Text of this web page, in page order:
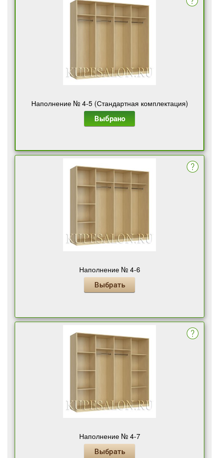
Наполнение № 4-5 (Стандартная комплектация)
Выбрано
Наполнение № 4-6
Выбрать
Наполнение № 4-7
Выбрать